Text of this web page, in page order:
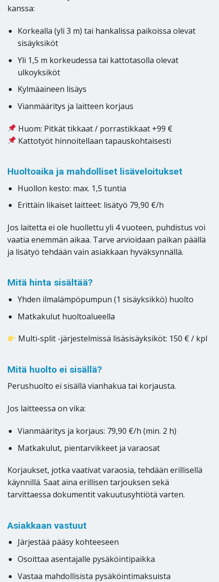
kanssa:
Korkealla (yli 3 m) tai hankalissa paikoissa olevat
sisäyksiköt
Yli 1,5 m korkeudessa tai kattotasolla olevat
ulkoyksiköt
Kylmäaineen lisäys
Vianmääritys ja laitteen korjaus
Huom: Pitkät tikkaat / porrastikkaat +99 €
Kattotyöt hinnoitellaan tapauskohtaisesti
Huoltoaika ja mahdolliset lisäveloitukset
Huollon kesto: max. 1,5 tuntia
Erittäin likaiset laitteet: lisätyö 79,90 €/h
Jos laitetta ei ole huollettu yli 4 vuoteen, puhdistus voi
vaatia enemmän aikaa. Tarve arvioidaan paikan päällä
ja lisätyö tehdään vain asiakkaan hyväksynnällä.
Mitä hinta sisältää?
Yhden ilmalämpöpumpun (1 sisäyksikkö) huolto
Matkakulut huoltoalueella
Multi-split -järjestelmissä lisäsisäyksiköt: 150 € / kpl
Mitä huolto ei sisällä?
Perushuolto ei sisällä vianhakua tai korjausta.
Jos laitteessa on vika:
Vianmääritys ja korjaus: 79,90 €/h (min. 2 h)
Matkakulut, pientarvikkeet ja varaosat
Korjaukset, jotka vaativat varaosia, tehdään erillisellä
käynnillä. Saat aina erillisen tarjouksen sekä
tarvittaessa dokumentit vakuutusyhtiötä varten.
Asiakkaan vastuut
Järjestää pääsy kohteeseen
Osoittaa asentajalle pysäköintipaikka
Vastaa mahdollisista pysäköintimaksuista